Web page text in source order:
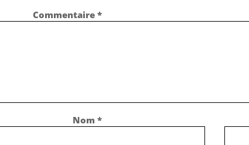
Commentaire *
Nom *